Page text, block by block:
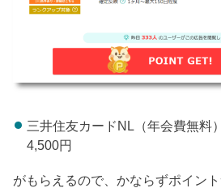
三井住友カードNL（年会費無料
4,500円
がもらえるので、かならずポイン